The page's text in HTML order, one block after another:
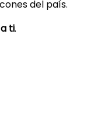
del país.
ti.